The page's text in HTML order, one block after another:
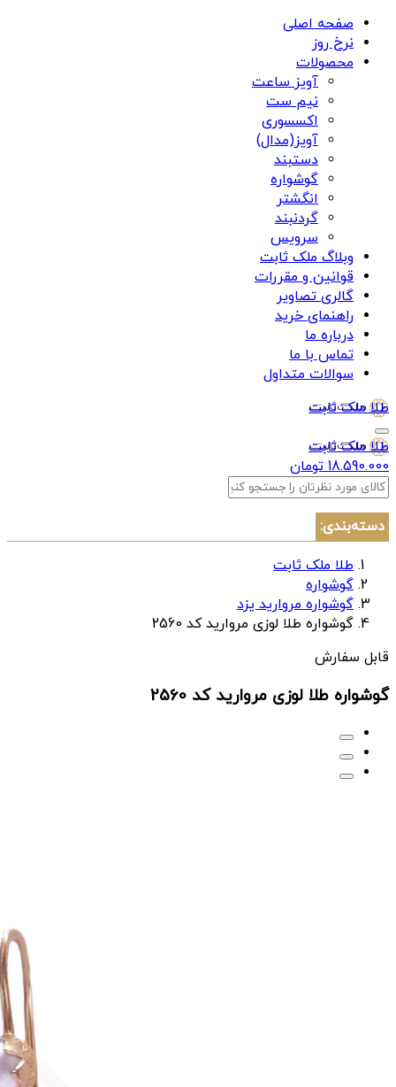
صفحه اصلی
نرخ روز
محصولات
آویز ساعت
نیم ست
اکسسوری
آویز(مدال)
دستبند
گوشواره
انگشتر
گردنبند
سرویس
وبلاگ ملک ثابت
قوانین و مقررات
گالری تصاویر
راهنمای خرید
درباره ما
تماس با ما
سوالات متداول
طلا ملک ثابت
طلا ملک ثابت
18.590.000 تومان
دسته‌بندی:
طلا ملک ثابت
گوشواره
گوشواره مروارید یزد
گوشواره طلا لوزی مروارید کد 2560
قابل سفارش
گوشواره طلا لوزی مروارید کد 2560